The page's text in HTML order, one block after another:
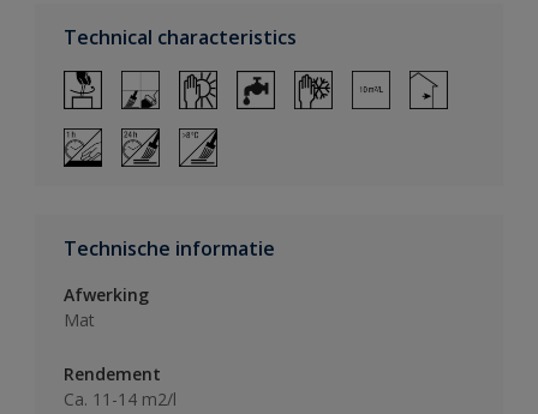
Technical characteristics
Technische informatie
Afwerking
Mat
Rendement
Ca. 11-14 m2/l